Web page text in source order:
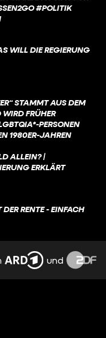
#POLITIK
WILL DIE REGIERUNG
STAMMT AUS DEM
FRÜHER
PERSONEN
1980ER-JAHREN
IST „QUEER“ FÜR
FÜR
ALLEIN? |
ERKLÄRT
RENTE - EINFACH
UND WER HAT
und